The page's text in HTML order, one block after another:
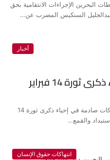
الإجراءات الانتقامية بحق
السنكيس المضرب عن…
أخبار
انتهاكات صادمة في إحياء ذكرى ثورة 14 فبراير
كشفت المعارضة في البحرين عن انتهاكات صادمة في إحياء ذكرى ثورة 14
والقمع…
انتهاكات حقوق الإنسان